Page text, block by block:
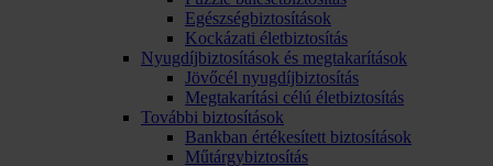
Egészségbiztosítások
Kockázati életbiztosítás
Nyugdíjbiztosítások és megtakarítások
Jövőcél nyugdíjbiztosítás
Megtakarítási célú életbiztosítás
További biztosítások
Bankban értékesített biztosítások
Műtárgybiztosítás